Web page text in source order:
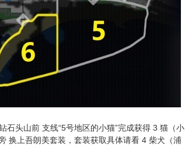
头山前 支线“5号地区的小猫”完成获得 3 猫（小
换上吾朗美套装，套装获取具体请看 4 柴犬（浦